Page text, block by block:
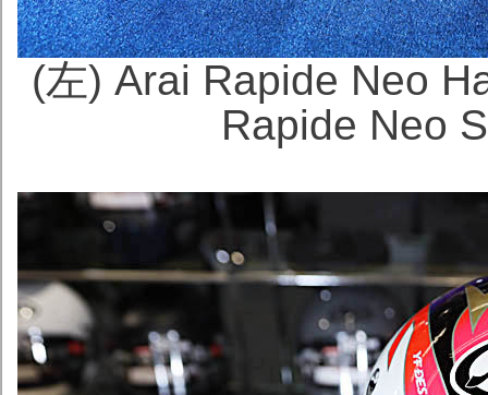
(左) Arai Rapide Neo
Rapide Neo